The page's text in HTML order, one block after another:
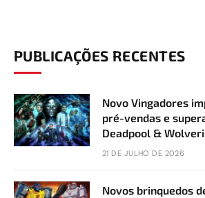
PUBLICAÇÕES RECENTES
Novo Vingadores
pré-vendas e
Deadpool &
21 DE JULHO DE 2026
Novos brinquedos